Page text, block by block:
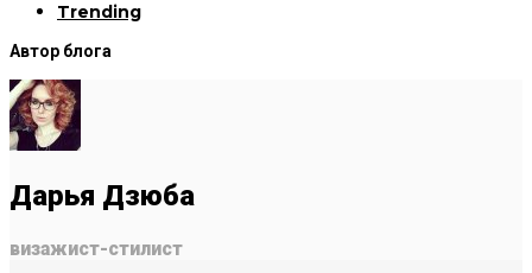
Trending
Автор блога
Дарья Дзюба
визажист-стилист